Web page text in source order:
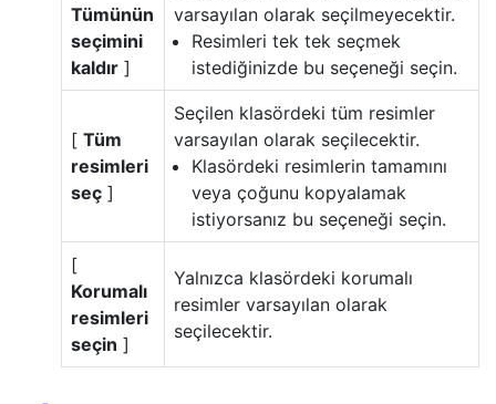
Tümünün
seçimini
kaldır ]
varsayılan olarak seçilmeyecektir.
Resimleri tek tek seçmek
istediğinizde bu seçeneği seçin.
[ Tüm
resimleri
seç ]
Seçilen klasördeki tüm resimler
varsayılan olarak seçilecektir.
Klasördeki resimlerin tamamını
veya çoğunu kopyalamak
istiyorsanız bu seçeneği seçin.
[
Korumalı
resimleri
seçin ]
Yalnızca klasördeki korumalı
resimler varsayılan olarak
seçilecektir.